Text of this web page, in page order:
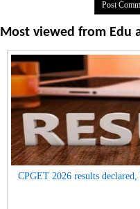
Most viewed from Edu
CPGET 2026 results